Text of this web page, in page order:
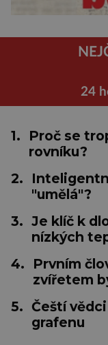
24
1.
Proč se
rovníku?
2.
"umělá"?
3. Je klíč k
nízkých
4.
Prvním
zvířetem
5. Čeští
grafenu